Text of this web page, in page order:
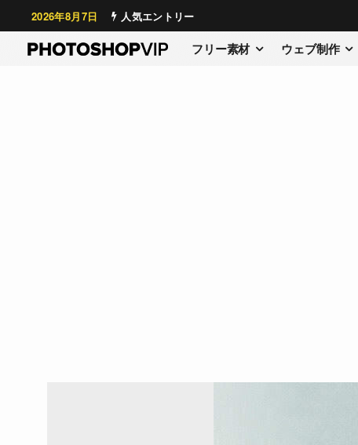
2026年8月7日 人気エントリー
フリー素材 ウェブ制作